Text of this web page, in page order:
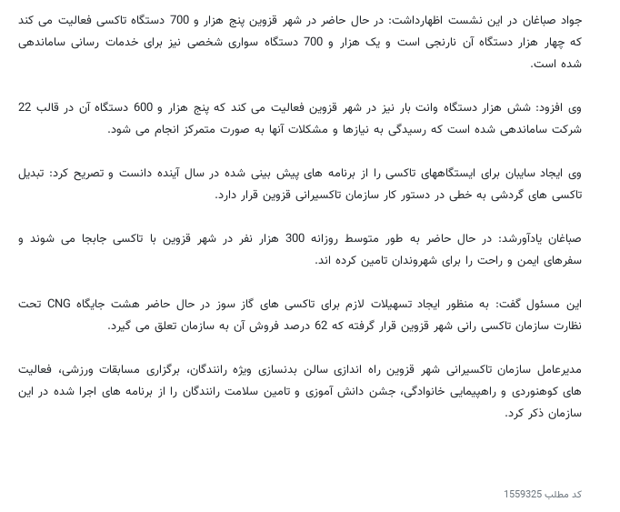
جواد صباغان در این نشست اظهارداشت: در حال حاضر در شهر قزوین پنج هزار و 700 دستگاه تاکسی فعالیت می کند
که چهار هزار دستگاه آن نارنجی است و یک هزار و 700 دستگاه سواری شخصی نیز برای خدمات رسانی ساماندهی
شده است.
وی افزود: شش هزار دستگاه وانت بار نیز در شهر قزوین فعالیت می کند که پنج هزار و 600 دستگاه آن در قالب 22
شرکت ساماندهی شده است که رسیدگی به نیازها و مشکلات آنها به صورت متمرکز انجام می شود.
وی ایجاد سایبان برای ایستگاههای تاکسی را از برنامه های پیش بینی شده در سال آینده دانست و تصریح کرد: تبدیل
تاکسی های گردشی به خطی در دستور کار سازمان تاکسیرانی قزوین قرار دارد.
صباغان یادآورشد: در حال حاضر به طور متوسط روزانه 300 هزار نفر در شهر قزوین با تاکسی جابجا می شوند و
سفرهای ایمن و راحت را برای شهروندان تامین کرده اند.
این مسئول گفت: به منظور ایجاد تسهیلات لازم برای تاکسی های گاز سوز در حال حاضر هشت جایگاه CNG تحت
نظارت سازمان تاکسی رانی شهر قزوین قرار گرفته که 62 درصد فروش آن به سازمان تعلق می گیرد.
مدیرعامل سازمان تاکسیرانی شهر قزوین راه اندازی سالن بدنسازی ویژه رانندگان، برگزاری مسابقات ورزشی، فعالیت
های کوهنوردی و راهپیمایی خانوادگی، جشن دانش آموزی و تامین سلامت رانندگان را از برنامه های اجرا شده در این
سازمان ذکر کرد.
کد مطلب1559325